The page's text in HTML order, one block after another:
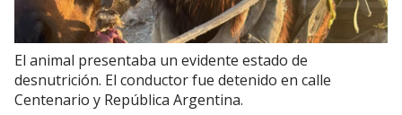
El animal presentaba un evidente estado de
desnutrición. El conductor fue detenido en calle
Centenario y República Argentina.